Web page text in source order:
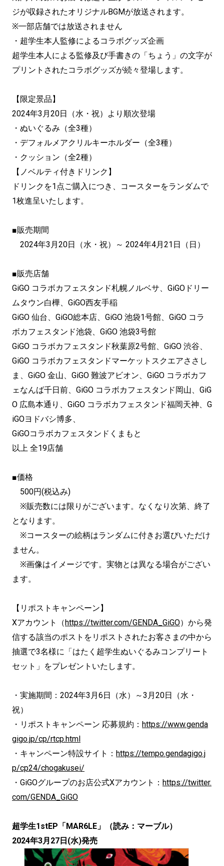
ジが収録されたオリジナルBGMが放送されます。
※一部店舗では放送されません
・超学生本人監修によるコラボグッズ企画
超学生本人による監修及び手書きの「ちょう」の文字が
プリントされたコラボグッズが続々登場します。
【限定景品】
2024年3月20日（水・祝）より順次登場
・ぬいぐるみ（全3種）
・デフォルメアクリルキーホルダー（全3種）
・クッション（全2種）
【ノベルティ付きドリンク】
ドリンクを1点ご購入につき、コースターをランダムで
1枚進呈いたします。
■販売期間
2024年3月20日（水・祝）～ 2024年4月21日（日）
■販売店舗
GiGO コラボカフェスタンド札幌ノルベサ、GiGOドリー
ムタウン白樺、GiGO西友手稲
GiGO 仙台、GiGO総本店、GiGO 池袋1号館、GiGO コラ
ボカフェスタンド池袋、GiGO 池袋3号館
GiGO コラボカフェスタンド秋葉原2号館、GiGO 渋谷、
GiGO コラボカフェスタンドマーケットスクエアささし
ま、GiGO 金山、GiGO 難波アビオン、GiGO コラボカフ
ェなんば千日前、GiGO コラボカフェスタンド岡山、GiG
O 広島本通り、GiGO コラボカフェスタンド福岡天神、G
iGOヨドバシ博多、
GiGOコラボカフェスタンドくまもと
以上 全19店舗
■価格
500円(税込み)
※販売数には限りがございます。なくなり次第、終了
となります。
※コースターの絵柄はランダムに付きお選びいただけ
ません。
※画像はイメージです。実物とは異なる場合がござい
ます。
【リポストキャンペーン】
Xアカウント（https://twitter.com/GENDA_GiGO）から発
信する該当のポストをリポストされたお客さまの中から
抽選で3名様に「はたく超学生ぬいぐるみコンプリート
セット」をプレゼントいたします。
・実施期間：2024年3月6日（水）～3月20日（水・
祝）
・リポストキャンペーン 応募規約： https://www.genda
gigo.jp/cp/rtcp.html
・キャンペーン特設サイト： https://tempo.gendagigo.j
p/cp24/chogakusei/
・GiGOグループのお店公式Xアカウント： https://twitter.
com/GENDA_GiGO
超学生1stEP「MAR6LE」（読み：マーブル）
2024年3月27日(水)発売